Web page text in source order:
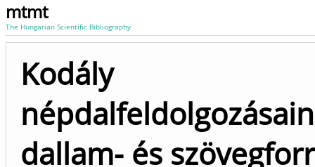
mtmt
The Hungarian Scientific Bibliography
Kodály
dallam- és